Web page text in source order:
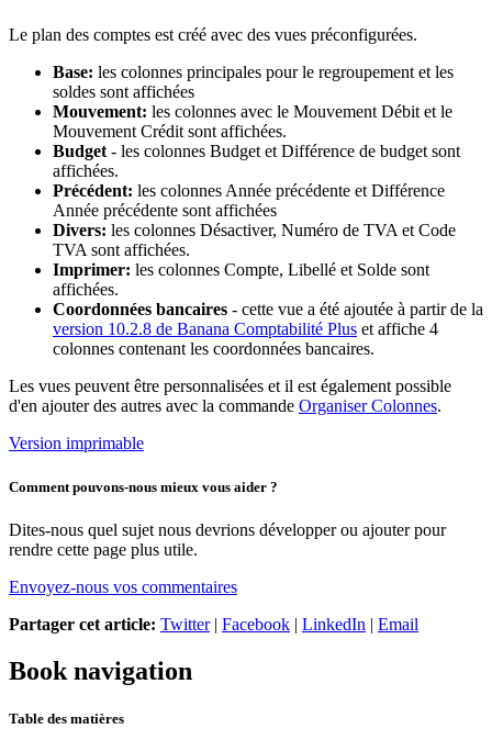
Le plan des comptes est créé avec des vues préconfigurées.
Base: les colonnes principales pour le regroupement et les
soldes sont affichées
Mouvement: les colonnes avec le Mouvement Débit et le
Mouvement Crédit sont affichées.
Budget- les colonnes Budget et Différence de budget sont
affichées.
Précédent: les colonnes Année précédente et Différence
Année précédente sont affichées
Divers: les colonnes Désactiver, Numéro de TVA et Code
TVA sont affichées.
Imprimer: les colonnes Compte, Libellé et Solde sont
affichées.
Coordonnées bancaires - cette vue a été ajoutée à partir de la
version 10.2.8 de Banana Comptabilité Plus et affiche 4
colonnes contenant les coordonnées bancaires.
Les vues peuvent être personnalisées et il est également possible
d'en ajouter des autres avec la commande Organiser Colonnes.
Version imprimable
Comment pouvons-nous mieux vous aider ?
Dites-nous quel sujet nous devrions développer ou ajouter pour
rendre cette page plus utile.
Envoyez-nous vos commentaires
Partager cet article: Twitter| Facebook | LinkedIn | Email
Book navigation
Table des matières